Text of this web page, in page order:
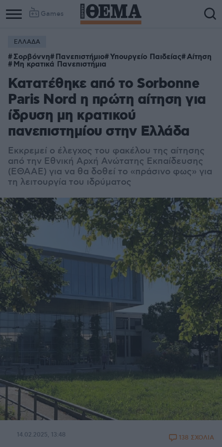
Games
ΕΛΛΑΔΑ
Σορβόννη Πανεπιστήμιο Υπουργείο Παιδείας Αίτηση
Μη κρατικά Πανεπιστήμια
Κατατέθηκε από το Sorbonne
Paris Nord η πρώτη αίτηση για
ίδρυση μη κρατικού
πανεπιστημίου στην Ελλάδα
Εκκρεμεί ο έλεγχος του φακέλου της αίτησης
από την Εθνική Αρχή Ανώτατης Εκπαίδευσης
(ΕΘΑΑΕ) για να θα δοθεί το «πράσινο φως» για
τη λειτουργία του ιδρύματος
14.02.2025, 13:48 138 ΣΧΟΛΙΑ